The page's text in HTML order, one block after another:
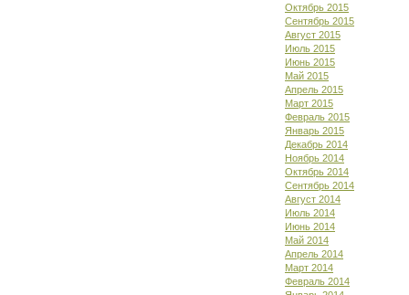
Октябрь 2015
Сентябрь 2015
Август 2015
Июль 2015
Июнь 2015
Май 2015
Апрель 2015
Март 2015
Февраль 2015
Январь 2015
Декабрь 2014
Ноябрь 2014
Октябрь 2014
Сентябрь 2014
Август 2014
Июль 2014
Июнь 2014
Май 2014
Апрель 2014
Март 2014
Февраль 2014